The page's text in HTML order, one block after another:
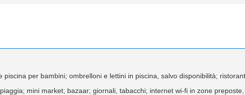
piscina per bambini; ombrelloni e lettini in piscina, salvo disponibilità;
mini market; bazaar; giornali, tabacchi; internet wi-fi in zone